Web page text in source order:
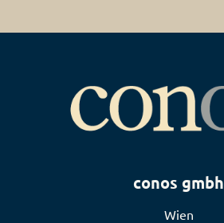
conos gmbh
Wien